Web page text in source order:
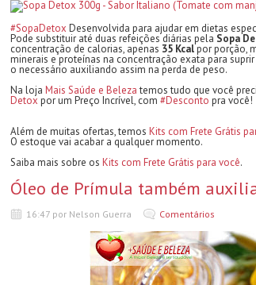
#SopaDetox Desenvolvida para ajudar em dietas
Pode substituir até duas refeições diárias pela Sopa
concentração de calorias, apenas 35 Kcalpor porção,
minerais e proteínas na concentração exata para
o necessário auxiliando assim na perda de peso.
Na loja Mais Saúde e Belezatemos tudo que você
Detox por um Preço Incrível, com #Desconto pra você!
Além de muitas ofertas, temos Kits com Frete Grátis
O estoque vai acabar a qualquer momento.
Saiba mais sobre os Kits com Frete Grátis para você.
Óleo de Prímula também
16:47 por Nelson Guerra Comentários